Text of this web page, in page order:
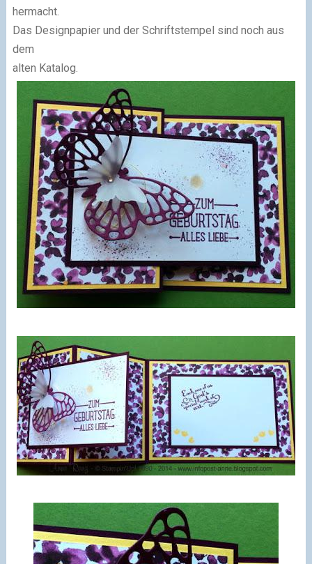
hermacht.
Das Designpapier und der Schriftstempel sind noch aus
dem
alten Katalog.